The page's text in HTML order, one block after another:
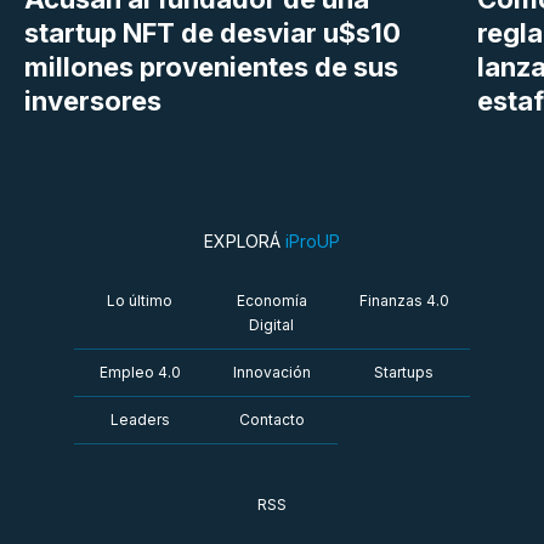
startup NFT de desviar u$s10
millones provenientes de sus
inversores
EXPLORÁ iProUP
Lo último
Economía
Digital
Finanzas 4.0
Empleo 4.0 Innovación Startups
Leaders Contacto
RSS